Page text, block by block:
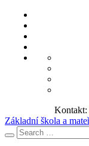
Kontakt:
Základní škola a